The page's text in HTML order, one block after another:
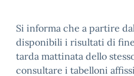
Si informa che a partire
disponibili i risultati di
tarda mattinata dello
consultare i tabelloni